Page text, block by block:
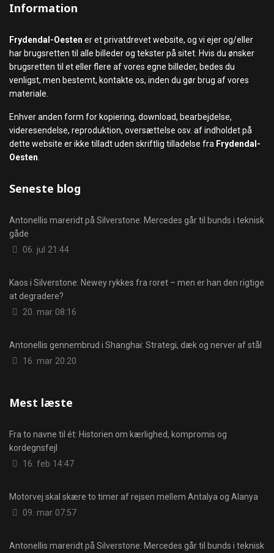
Information
Frydendal-Oesten er et privatdrevet website, og vi ejer og/eller
har brugsretten til alle billeder og tekster på sitet. Hvis du ønsker
brugsretten til et eller flere af vores egne billeder, bedes du
venligst, men bestemt, kontakte os, inden du gør brug af vores
materiale.
Enhver anden form for kopiering, download, bearbejdelse,
videresendelse, reproduktion, oversættelse osv. af indholdet på
dette website er ikke tilladt uden skriftlig tilladelse fra Frydendal-
Oesten
Seneste blog
Antonellis mareridt på Silverstone: Mercedes går til bunds i teknisk
gåde
Detaljer
06. jul 21:44
Kaos i Silverstone: Newey rykkes fra roret – men er han den rigtige
at degradere?
Detaljer
20. mar 08:16
Antonellis gennembrud i Shanghai: Strategi, dæk og nerver af stål
Detaljer
16. mar 20:20
Mest læste
Fra to navne til ét: Historien om kærlighed, kompromis og
kordegnsfejl
Detaljer
16. feb 14:47
Motorvej skal skære to timer af rejsen mellem Antalya og Alanya
Detaljer
09. mar 07:57
Antonellis mareridt på Silverstone: Mercedes går til bunds i teknisk